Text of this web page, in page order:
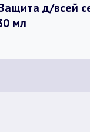
д/всей
мл